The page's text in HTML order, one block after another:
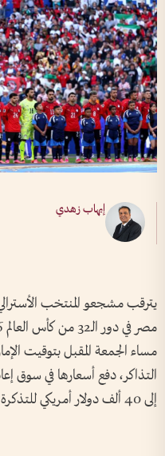
إيهاب زهدي
يترقب مشجعو المنتخب
مساء الجمعة المقبل بتوقيت
التذاكر، دفع أسعارها في سوق
إلى 40 ألف دولار أمريكي للتذكرة الواحدة.